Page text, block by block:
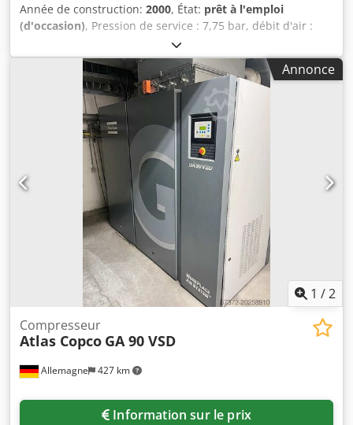
Année de construction: 2000, État: prêt à l'emploi
(d'occasion), Pression de service : 7,75 bar, débit d'air :
40,4 l/s, puissance : 15 kW, vitesse : 3000 tr/min, poids de
la machine : environ 450 kg. Une inspection sur place est
possible. Dodpfjwfg Hhex Acmjkr
Annonce
1 /2
Allemagne 427 km
Compresseur
Atlas Copco GA 90 VSD
Information sur le prix